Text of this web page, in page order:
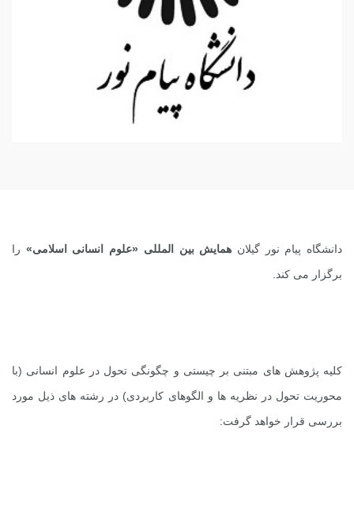
دانشگاه پیام نور گیلان همایش بین المللی «علوم انسانی اسلامی» را
برگزار می کند.
کلیه پژوهش های مبتنی بر چیستی و چگونگی تحول در علوم انسانی (با
محوریت تحول در نظریه ها و الگوهای کاربردی) در رشته های ذیل مورد
بررسی قرار خواهد گرفت: